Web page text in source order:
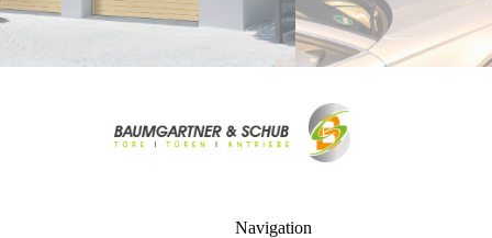
Navigation